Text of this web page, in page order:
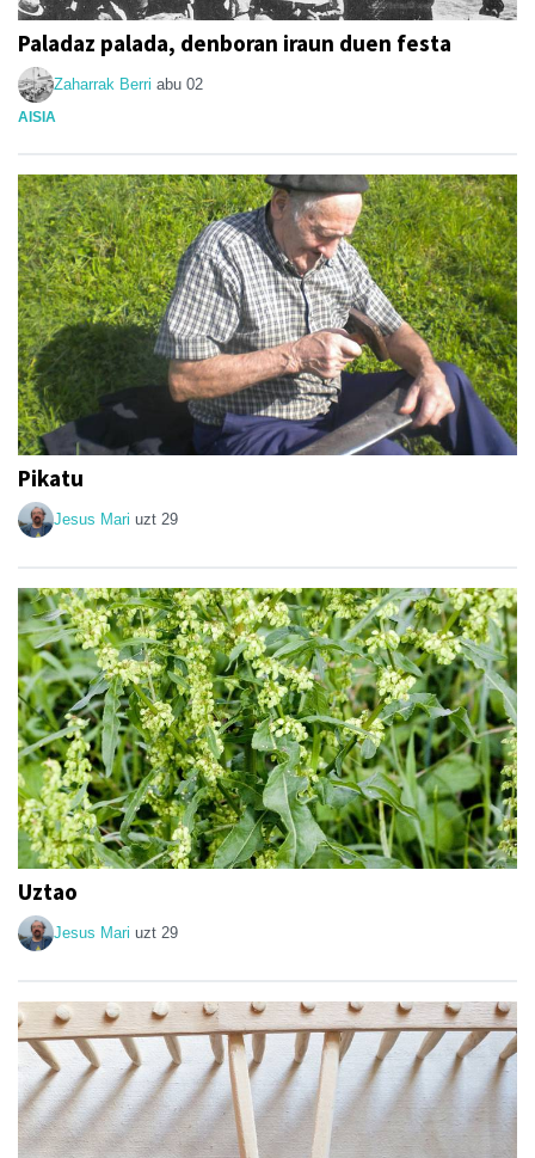
Paladaz palada, denboran iraun duen festa
Zaharrak Berri abu 02
AISIA
Pikatu
Jesus Mari uzt 29
Uztao
Jesus Mari uzt 29